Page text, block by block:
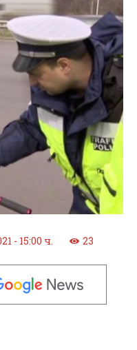
- 15:00 ч. 23